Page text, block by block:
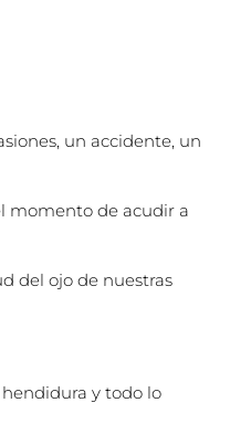
un accidente, un
momento de acudir a
del ojo de nuestras
y todo lo